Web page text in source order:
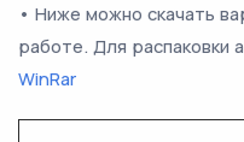
• Ниже можно скачать
работе. Для распаковки
WinRar